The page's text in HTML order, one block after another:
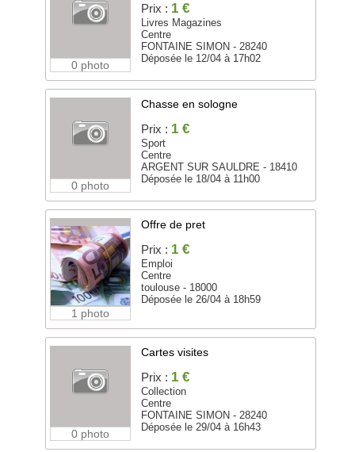
0 photo
Prix : 1 €
Livres Magazines
Centre
FONTAINE SIMON - 28240
Déposée le 12/04 à 17h02
0 photo
Chasse en sologne
Prix : 1 €
Sport
Centre
ARGENT SUR SAULDRE - 18410
Déposée le 18/04 à 11h00
1 photo
Offre de pret
Prix : 1 €
Emploi
Centre
toulouse - 18000
Déposée le 26/04 à 18h59
0 photo
Cartes visites
Prix : 1 €
Collection
Centre
FONTAINE SIMON - 28240
Déposée le 29/04 à 16h43